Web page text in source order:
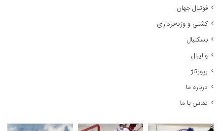
فوتبال جهان
کشتی و وزنه‌برداری
بسکتبال
والیبال
رپورتاژ
درباره ما
تماس با ما